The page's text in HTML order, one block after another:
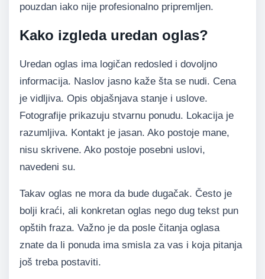
pouzdan iako nije profesionalno pripremljen.
Kako izgleda uredan oglas?
Uredan oglas ima logičan redosled i dovoljno
informacija. Naslov jasno kaže šta se nudi. Cena
je vidljiva. Opis objašnjava stanje i uslove.
Fotografije prikazuju stvarnu ponudu. Lokacija je
razumljiva. Kontakt je jasan. Ako postoje mane,
nisu skrivene. Ako postoje posebni uslovi,
navedeni su.
Takav oglas ne mora da bude dugačak. Često je
bolji kraći, ali konkretan oglas nego dug tekst pun
opštih fraza. Važno je da posle čitanja oglasa
znate da li ponuda ima smisla za vas i koja pitanja
još treba postaviti.